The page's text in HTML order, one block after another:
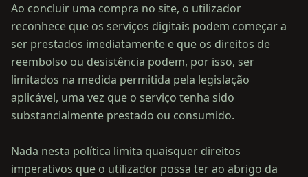
Ao concluir uma compra no site, o utilizador
reconhece que os serviços digitais podem começar a
ser prestados imediatamente e que os direitos de
reembolso ou desistência podem, por isso, ser
limitados na medida permitida pela legislação
aplicável, uma vez que o serviço tenha sido
substancialmente prestado ou consumido.
Nada nesta política limita quaisquer direitos
imperativos que o utilizador possa ter ao abrigo da